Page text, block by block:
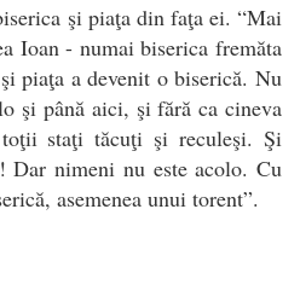
şi piaţa din faţa ei. “Mai
Ioan - numai biserica fremăta
piaţa a devenit o biserică. Nu
şi până aici, şi fără ca cineva
staţi tăcuţi şi reculeşi. Şi
nimeni nu este acolo. Cu
asemenea unui torent”.